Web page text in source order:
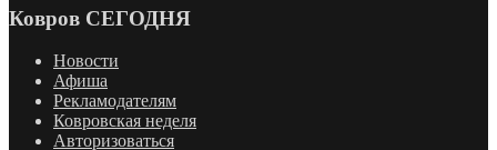
Ковров СЕГОДНЯ
Новости
Афиша
Рекламодателям
Ковровская неделя
Авторизоваться